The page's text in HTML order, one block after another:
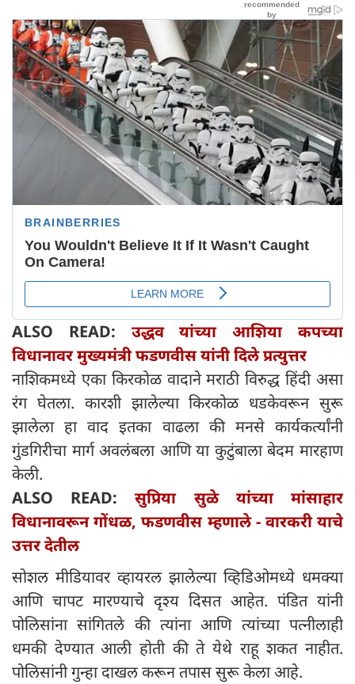
ALSO READ: उद्धव यांच्या आशिया कपच्या
विधानावर मुख्यमंत्री फडणवीस यांनी दिले प्रत्युत्तर
नाशिकमध्ये एका किरकोळ वादाने मराठी विरुद्ध हिंदी असा
रंग घेतला. कारशी झालेल्या किरकोळ धडकेवरून सुरू
झालेला हा वाद इतका वाढला की मनसे कार्यकर्त्यांनी
गुंडगिरीचा मार्ग अवलंबला आणि या कुटुंबाला बेदम मारहाण
केली.
ALSO READ:सुप्रिया सुळे यांच्या मांसाहार
विधानावरून गोंधळ, फडणवीस म्हणाले - वारकरी याचे
उत्तर देतील
सोशल मीडियावर व्हायरल झालेल्या व्हिडिओमध्ये धमक्या
आणि चापट मारण्याचे दृश्य दिसत आहेत. पंडित यांनी
पोलिसांना सांगितले की त्यांना आणि त्यांच्या पत्नीलाही
धमकी देण्यात आली होती की ते येथे राहू शकत नाहीत.
पोलिसांनी गुन्हा दाखल करून तपास सुरू केला आहे.